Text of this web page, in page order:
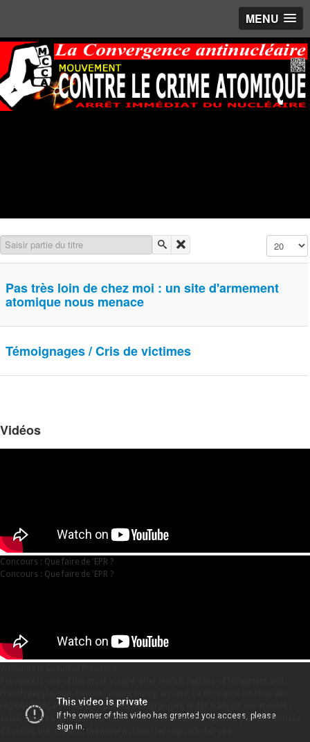
MENU
Saisir partie du titre Affichage
Pas très loin de chez moi : un site d'armement
atomique nous menace
Témoignages / Cris de victimes
Vidéos
Concours : Que faire de 'EPR ?
Concours : Que faire de 'EPR ?
régions françaises les plus prisées des étrangers et des français eux-mêmes :
soleil, saveurs, senteurs, farniente. Mais c'est aussi la région la plus nucléarisée
d'Europe. But it is also the most nuclearized region in Europe